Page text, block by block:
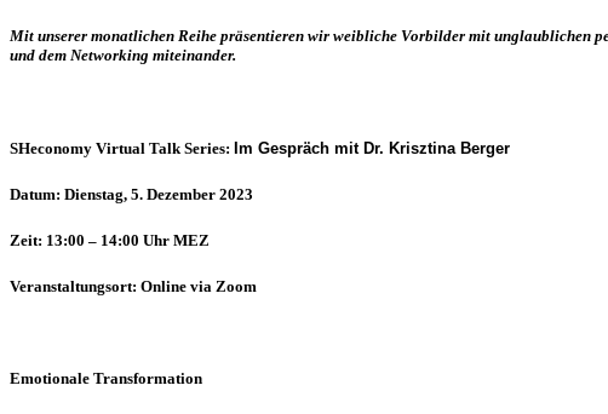
Mit unserer monatlichen Reihe präsentieren wir weibliche Vorbilder mit unglaublichen
und dem Networking miteinander.
SHeconomy Virtual Talk Series: Im Gespräch mit Dr. Krisztina Berger
Datum: Dienstag, 5. Dezember 2023
Zeit: 13:00 – 14:00 Uhr MEZ
Veranstaltungsort: Online via Zoom
Emotionale Transformation